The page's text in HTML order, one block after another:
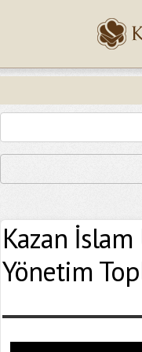
Kazan
Yönetim
Epostanız (*)
Yaşadığınız Hatanın Ayrıntıları